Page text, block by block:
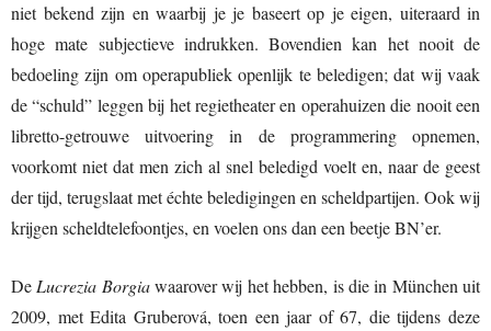
niet bekend zijn en waarbij je je baseert op je eigen, uiteraard in
hoge mate subjectieve indrukken. Bovendien kan het nooit de
bedoeling zijn om operapubliek openlijk te beledigen; dat wij vaak
de “schuld” leggen bij het regietheater en operahuizen die nooit een
libretto-getrouwe uitvoering in de programmering opnemen,
voorkomt niet dat men zich al snel beledigd voelt en, naar de geest
der tijd, terugslaat met échte beledigingen en scheldpartijen. Ook wij
krijgen scheldtelefoontjes, en voelen ons dan een beetje BN’er.
De Lucrezia Borgiawaarover wij het hebben, is die in München uit
2009, met Edita Gruberová, toen een jaar of 67, die tijdens deze